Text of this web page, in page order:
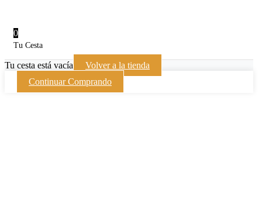
0
Tu Cesta
Tu cesta está vacía
Volver a la tienda
Continuar Comprando